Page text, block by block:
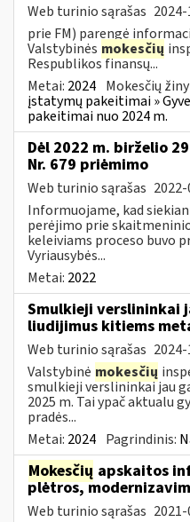
Web turinio sąrašas
prie FM) parengė
Valstybinės mokesčių
Respublikos finansų...
Metai: 2024 Mokesčių
įstatymų pakeitimai »
pakeitimai nuo 2024 m.
Dėl 2022 m. birželio
Nr. 679 priėmimo
Web turinio sąrašas
Informuojame, kad
perėjimo prie
keleiviams proceso buvo
Vyriausybės...
Metai: 2022
Smulkieji verslininkai
liudijimus kitiems
Web turinio sąrašas
Valstybinė mokesčių
smulkieji verslininkai jau
2025 m. Tai ypač aktualu
pradės...
Metai: 2024 Pagrindinis:
Mokesčių apskaitos
plėtros,
Web turinio sąrašas